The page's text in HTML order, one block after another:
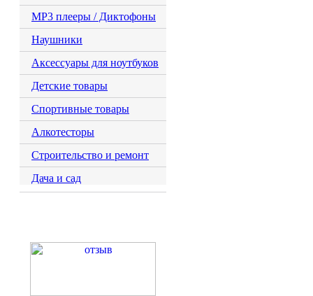
MP3 плееры / Диктофоны
Наушники
Аксессуары для ноутбуков
Детские товары
Спортивные товары
Алкотесторы
Строительство и ремонт
Дача и сад